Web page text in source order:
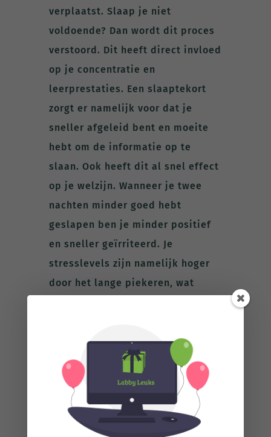
verplaatst. Slaap je niet
voldoende? Dan wordt dit proces
verstoord. Dit heeft direct invloed
op je concentratie en
leerprestaties. Een slaaptekort
zorgt er namelijk voor dat je
sneller afgeleid bent en moeite
hebt om de informatie op te
slaan. Ook heeft dit al snel effect
op je welzijn. Wanneer je twee
nachten minder goed hebt
geslapen ben je minder positief
en sneller geïrriteerd. Je
stresslevels zijn namelijk hoger
door het lange piekeren, wat
Tip: Werk aan een regelmatig
slaapritme waar je minimaal 7 tot
8 uur slaap per nacht krijgt. Dit
heeft direct effect op je
productiviteit en je welzijn.